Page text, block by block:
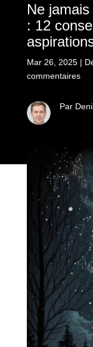
Ne
: 12
Mar 26, 2025|
commentaires
Par